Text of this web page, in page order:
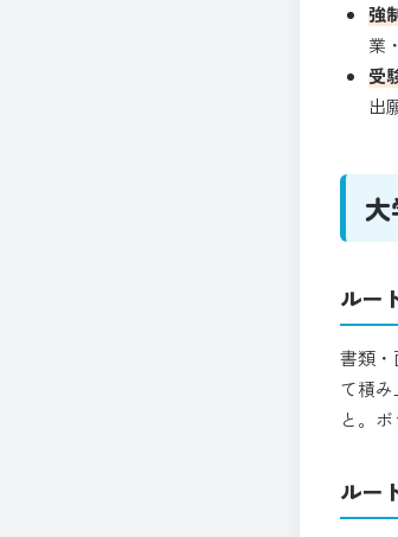
強
業
受
出
ルー
書類
て積
と。
ルー